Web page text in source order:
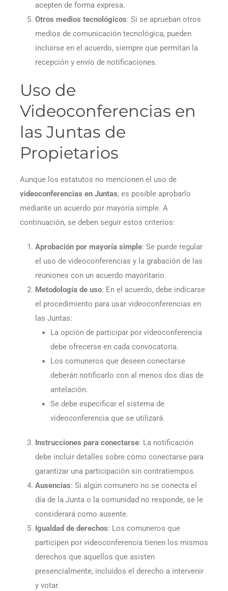
acepten de forma expresa.
Otros medios tecnológicos: Si se aprueban otros
medios de comunicación tecnológica, pueden
incluirse en el acuerdo, siempre que permitan la
recepción y envío de notificaciones.
Uso de
Videoconferencias en
las Juntas de
Propietarios
Aunque los estatutos no mencionen el uso de
videoconferencias en Juntas, es posible aprobarlo
mediante un acuerdo por mayoría simple. A
continuación, se deben seguir estos criterios:
Aprobación por mayoría simple: Se puede regular
el uso de videoconferencias y la grabación de las
reuniones con un acuerdo mayoritario.
Metodología de uso: En el acuerdo, debe indicarse
el procedimiento para usar videoconferencias en
las Juntas:
La opción de participar por videoconferencia
debe ofrecerse en cada convocatoria.
Los comuneros que deseen conectarse
deberán notificarlo con al menos dos días de
antelación.
Se debe especificar el sistema de
videoconferencia que se utilizará.
Instrucciones para conectarse: La notificación
debe incluir detalles sobre cómo conectarse para
garantizar una participación sin contratiempos.
Ausencias: Si algún comunero no se conecta el
día de la Junta o la comunidad no responde, se le
considerará como ausente.
Igualdad de derechos: Los comuneros que
participen por videoconferencia tienen los mismos
derechos que aquellos que asisten
presencialmente, incluidos el derecho a intervenir
y votar.